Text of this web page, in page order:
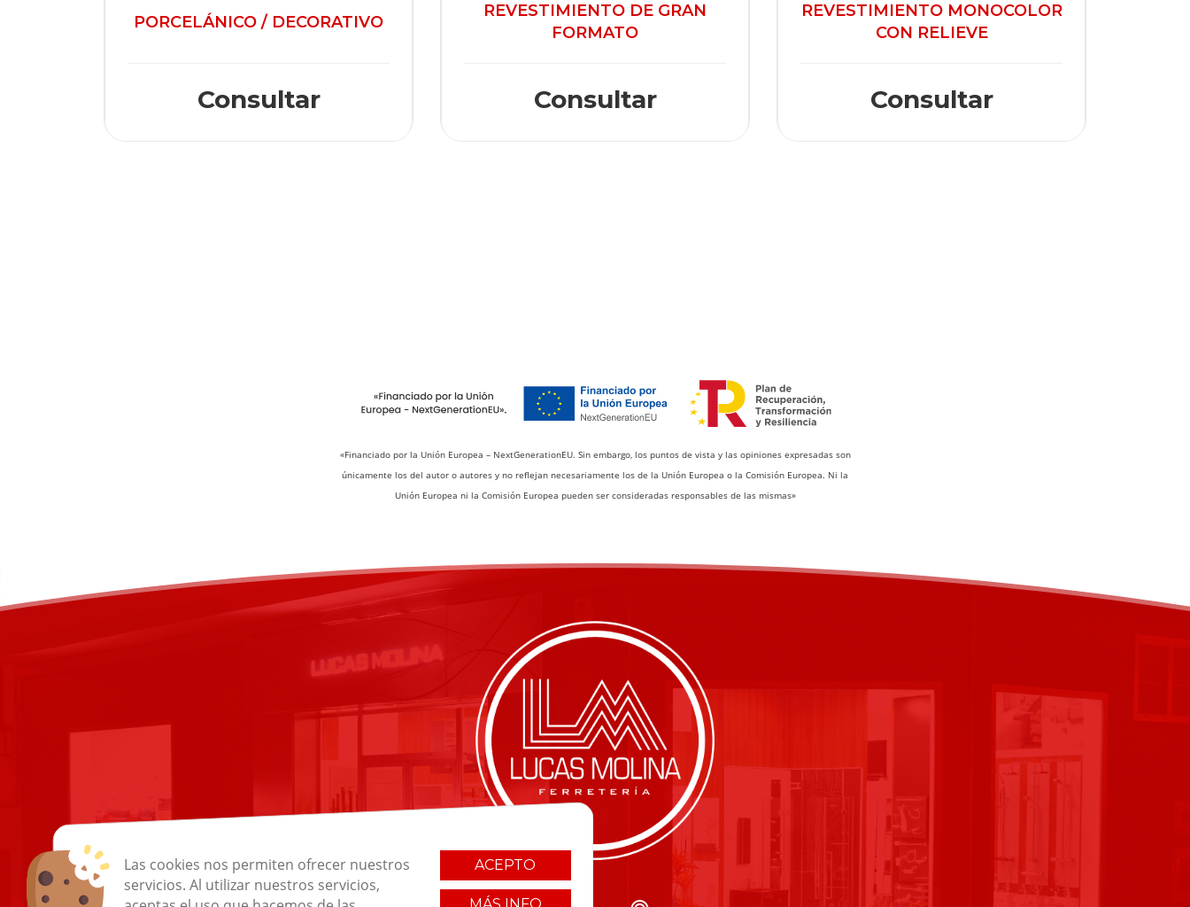
Las cookies nos permiten ofrecer nuestros
servicios. Al utilizar nuestros servicios,
ACEPTO
PORCELÁNICO / DECORATIVO
Consultar
REVESTIMIENTO DE GRAN
FORMATO
Consultar
REVESTIMIENTO MONOCOLOR
CON RELIEVE
Consultar
«Financiado por la Unión Europea – NextGenerationEU. Sin embargo, los puntos de vista y las opiniones expresadas son
únicamente los del autor o autores y no reflejan necesariamente los de la Unión Europea o la Comisión Europea. Ni la
Unión Europea ni la Comisión Europea pueden ser consideradas responsables de las mismas»